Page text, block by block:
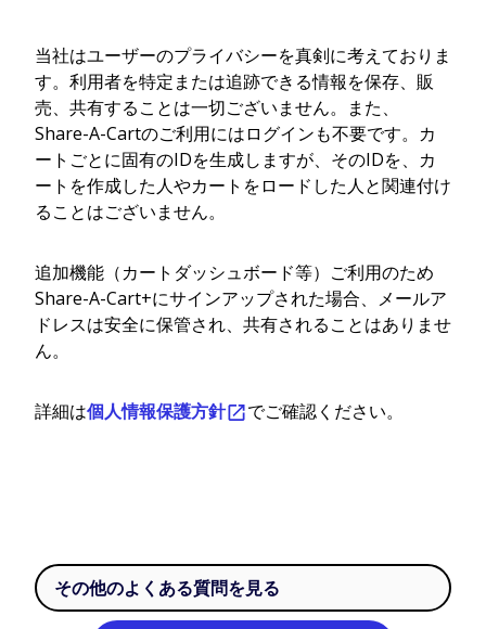
当社はユーザーのプライバシーを真剣に考えておりま
す。利用者を特定または追跡できる情報を保存、販
売、共有することは一切ございません。また、
Share-A-Cartのご利用にはログインも不要です。カ
ートごとに固有のIDを生成しますが、そのIDを、カ
ートを作成した人やカートをロードした人と関連付け
ることはございません。
追加機能（カートダッシュボード等）ご利用のため
Share-A-Cart+にサインアップされた場合、メールア
ドレスは安全に保管され、共有されることはありませ
ん。
詳細は個人情報保護方針 でご確認ください。
その他のよくある質問を見る